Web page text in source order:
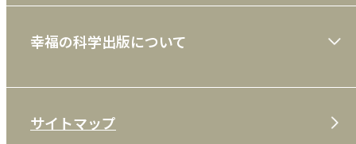
雑誌
CD
DVD・ブルーレイ
利用規約
特定商取引法
プライバシーポリシー
幸福の科学出版について
メディア・ライブラリー
サイトマップ